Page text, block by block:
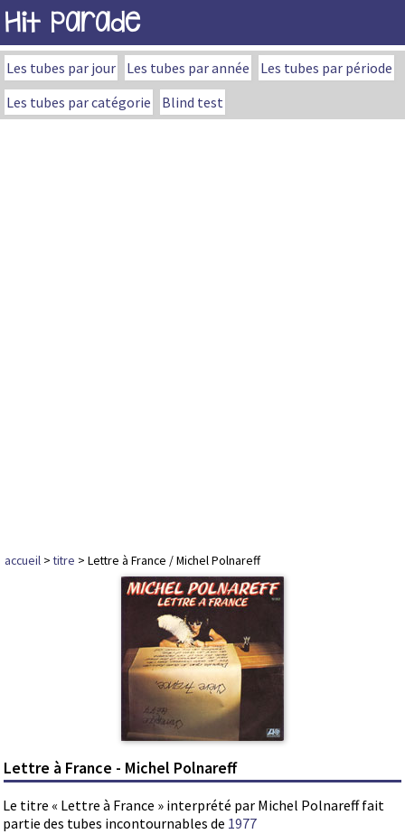
Hit Parade
Les tubes par jour Les tubes par année
Les tubes par période
Les tubes par catégorie
Blind test
accueil >titre > Lettre à France / Michel Polnareff
Lettre à France - Michel Polnareff
Le titre « Lettre à France » interprété par Michel Polnareff fait
partie des tubes incontournables de 1977